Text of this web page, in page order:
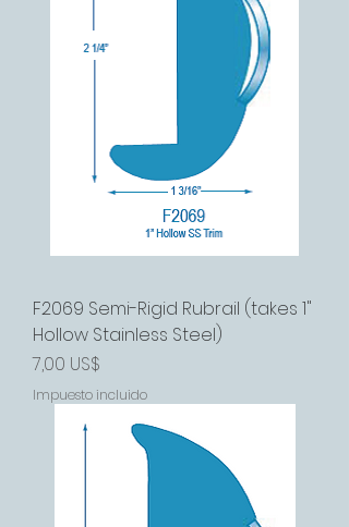
F2069 Semi-Rigid Rubrail (takes 1"
Hollow Stainless Steel)
Precio
7,00 US$
Impuesto incluido